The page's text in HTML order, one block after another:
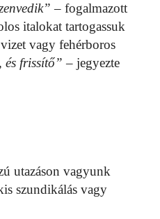
– fogalmazott
italokat tartogassuk
vagy fehérboros
frissítő” – jegyezte
utazáson vagyunk
szundikálás vagy